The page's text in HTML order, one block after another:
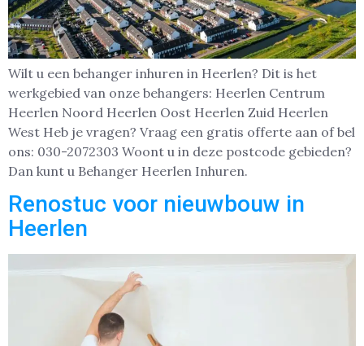
Wilt u een behanger inhuren in Heerlen? Dit is het
werkgebied van onze behangers: Heerlen Centrum
Heerlen Noord Heerlen Oost Heerlen Zuid Heerlen
West Heb je vragen? Vraag een gratis offerte aan of bel
ons: 030-2072303 Woont u in deze postcode gebieden?
Dan kunt u Behanger Heerlen Inhuren.
Renostuc voor nieuwbouw in
Heerlen